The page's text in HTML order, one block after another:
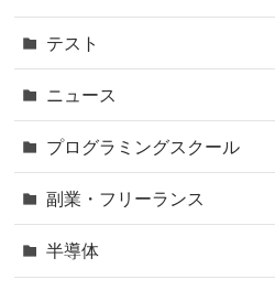
テスト
ニュース
プログラミングスクール
副業・フリーランス
半導体